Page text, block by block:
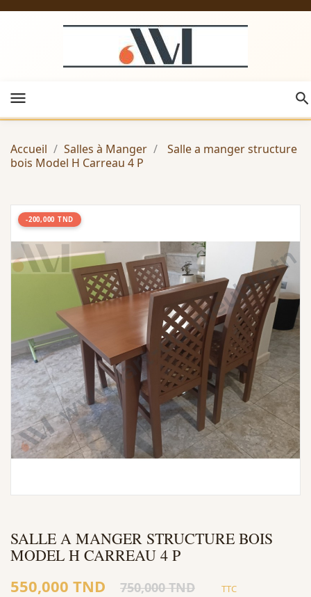
menu
Accueil Salles à Manger
Salle a manger structure
bois Model H Carreau 4 P
-200,000 TND
SALLE A MANGER STRUCTURE BOIS
MODEL H CARREAU 4 P
550,000 TND 750,000 TND TTC